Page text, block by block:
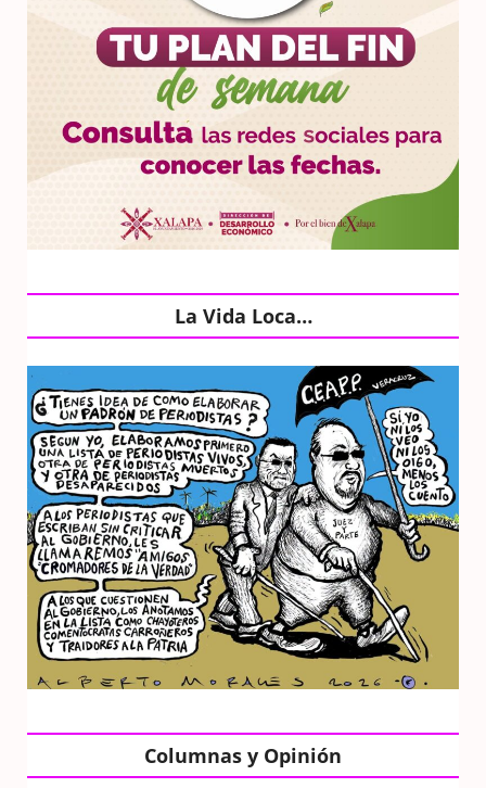
La Vida Loca…
Columnas y Opinión